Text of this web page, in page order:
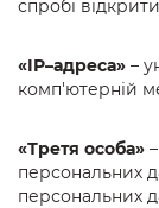
спробі
«IP–адреса» –
комп'ютерній
«Третя особа»
персональних
персональних